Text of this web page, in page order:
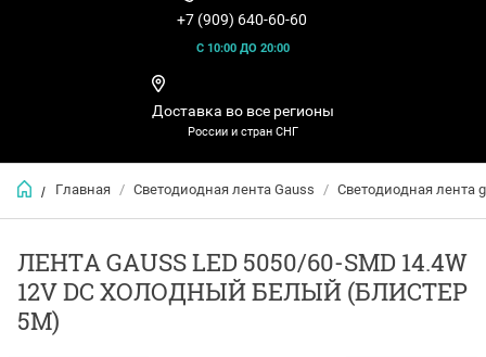
+7 (909) 640-60-60
С 10:00 ДО 20:00
Доставка во все регионы
России и стран СНГ
/ Главная / Светодиодная лента Gauss / Светодиодная лента
ЛЕНТА GAUSS LED 5050/60-SMD 14.4W
12V DC ХОЛОДНЫЙ БЕЛЫЙ (БЛИСТЕР
5М)